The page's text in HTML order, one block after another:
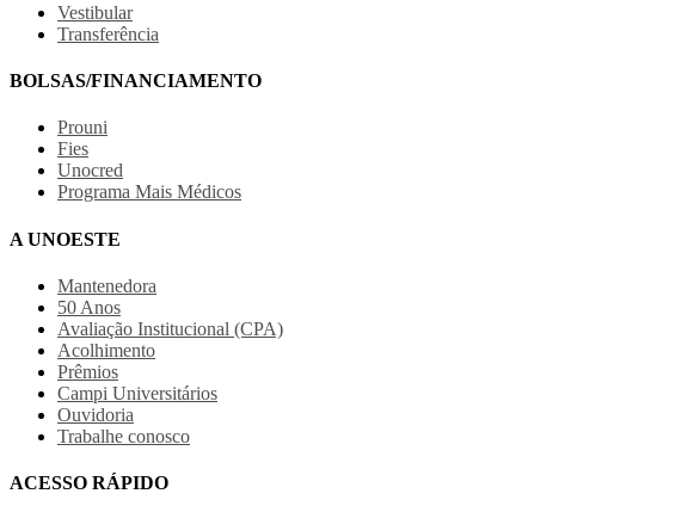
Vestibular
Transferência
BOLSAS/FINANCIAMENTO
Prouni
Fies
Unocred
Programa Mais Médicos
A UNOESTE
Mantenedora
50 Anos
Avaliação Institucional (CPA)
Acolhimento
Prêmios
Campi Universitários
Ouvidoria
Trabalhe conosco
ACESSO RÁPIDO